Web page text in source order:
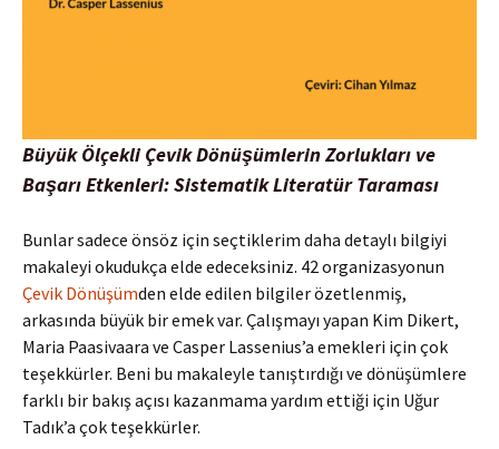
Büyük Ölçekli Çevik Dönüşümlerin Zorlukları ve
Başarı Etkenleri: Sistematik Literatür Taraması
Bunlar sadece önsöz için seçtiklerim daha detaylı bilgiyi
makaleyi okudukça elde edeceksiniz. 42 organizasyonun
Çevik Dönüşümden elde edilen bilgiler özetlenmiş,
arkasında büyük bir emek var. Çalışmayı yapan Kim Dikert,
Maria Paasivaara ve Casper Lassenius’a emekleri için çok
teşekkürler. Beni bu makaleyle tanıştırdığı ve dönüşümlere
farklı bir bakış açısı kazanmama yardım ettiği için Uğur
Tadık’a çok teşekkürler.